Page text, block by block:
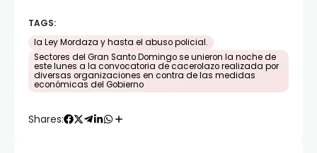
TAGS:
la Ley Mordaza y hasta el abuso policial.
Sectores del Gran Santo Domingo se unieron la noche de
este lunes a la convocatoria de cacerolazo realizada por
diversas organizaciones en contra de las medidas
económicas del Gobierno
Shares: